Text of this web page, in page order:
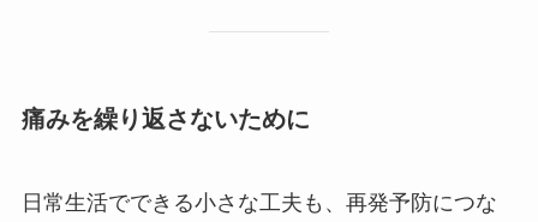
痛みを繰り返さないために
日常生活でできる小さな工夫も、再発予防につな